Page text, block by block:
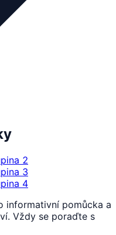
2
3
4
informativní pomůcka a
Vždy se poraďte s